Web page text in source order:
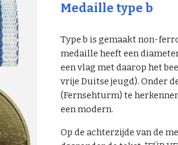
Medaille type b
Type b is gemaakt non-
medaille heeft een
een vlag met daarop het
vrije Duitse jeugd). Onder
(Fernsehturm) te
een modern.
Op de achterzijde van de